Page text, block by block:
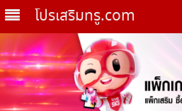
โปรเสริมทรู.com